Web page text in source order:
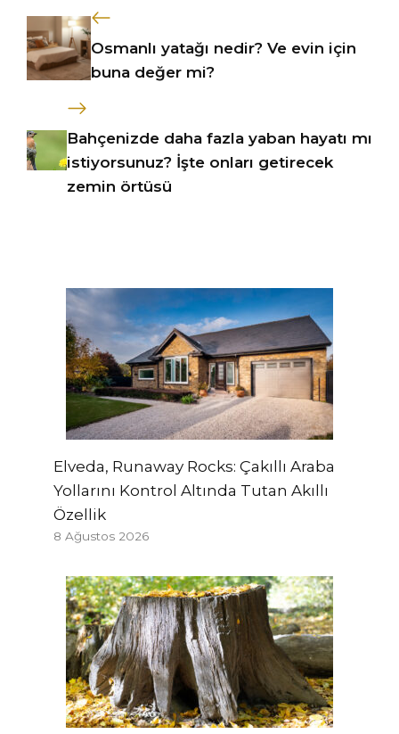
Osmanlı yatağı nedir? Ve evin için
buna değer mi?
Bahçenizde daha fazla yaban hayatı mı
istiyorsunuz? İşte onları getirecek
zemin örtüsü
Elveda, Runaway Rocks: Çakıllı Araba
Yollarını Kontrol Altında Tutan Akıllı
Özellik
8 Ağustos 2026